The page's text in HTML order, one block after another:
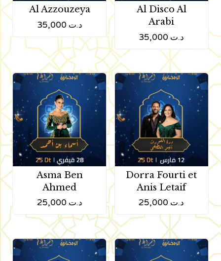
Al Azzouzeya
د.ت
Al Disco Al
Arabi
د.ت
Asma Ben
Ahmed
د.ت
Dorra Fourti et
Anis Letaif
د.ت